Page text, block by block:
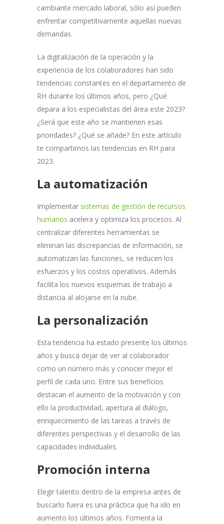
cambiante mercado laboral, sólo así pueden
enfrentar competitivamente aquellas nuevas
demandas.
La digitalización de la operación y la
experiencia de los colaboradores han sido
tendencias constantes en el departamento de
RH durante los últimos años, pero ¿Qué
depara a los especialistas del área este 2023?
¿Será que este año se mantienen esas
prioridades? ¿Qué se añade? En este artículo
te compartimos las tendencias en RH para
2023.
La automatización
Implementar sistemas de gestión de recursos
humanos acelera y optimiza los procesos. Al
centralizar diferentes herramientas se
eliminan las discrepancias de información, se
automatizan las funciones, se reducen los
esfuerzos y los costos operativos. Además
facilita los nuevos esquemas de trabajo a
distancia al alojarse en la nube.
La personalización
Esta tendencia ha estado presente los últimos
años y busca dejar de ver al colaborador
como un número más y conocer mejor el
perfil de cada uno. Entre sus beneficios
destacan el aumento de la motivación y con
ello la productividad, apertura al diálogo,
enriquecimiento de las tareas a través de
diferentes perspectivas y el desarrollo de las
capacidades individuales.
Promoción interna
Elegir talento dentro de la empresa antes de
buscarlo fuera es una práctica que ha ido en
aumento los últimos años. Fomenta la